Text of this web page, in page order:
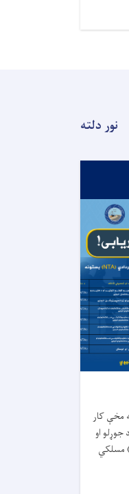
نور دلته
مخې کار
او
مسلكي